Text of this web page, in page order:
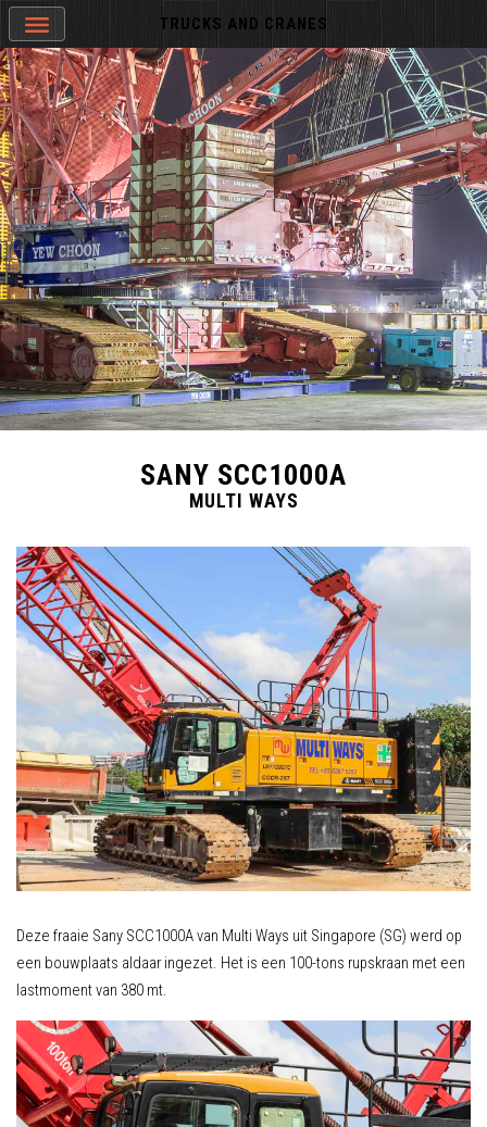
SANY SCC1000A
MULTI WAYS
Deze fraaie Sany SCC1000A van Multi Ways uit Singapore (SG) werd op
een bouwplaats aldaar ingezet. Het is een 100-tons rupskraan met een
lastmoment van 380 mt.
TRUCKS AND CRANES